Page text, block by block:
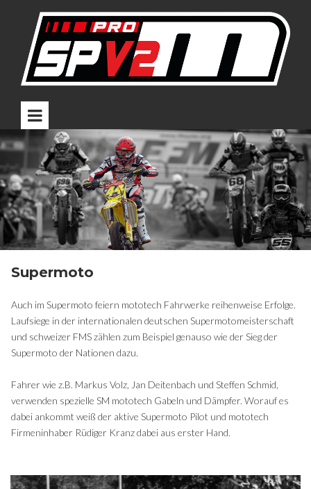
Supermoto
Auch im Supermoto feiern mototech Fahrwerke reihenweise Erfolge.
Laufsiege in der internationalen deutschen Supermotomeisterschaft
und schweizer FMS zählen zum Beispiel genauso wie der Sieg der
Supermoto der Nationen dazu.
Fahrer wie z.B. Markus Volz, Jan Deitenbach und Steffen Schmid,
verwenden spezielle SM mototech Gabeln und Dämpfer. Worauf es
dabei ankommt weiß der aktive Supermoto Pilot und mototech
Firmeninhaber Rüdiger Kranz dabei aus erster Hand.